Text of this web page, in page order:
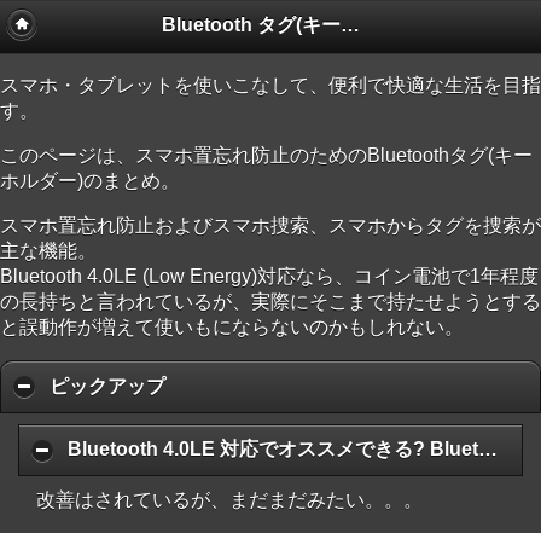
Bluetooth タグ(キーボルダー、アラーム)
スマホ・タブレットを使いこなして、便利で快適な生活を目指
す。
このページは、スマホ置忘れ防止のためのBluetoothタグ(キー
ホルダー)のまとめ。
スマホ置忘れ防止およびスマホ捜索、スマホからタグを捜索が
主な機能。
Bluetooth 4.0LE (Low Energy)対応なら、コイン電池で1年程度
の長持ちと言われているが、実際にそこまで持たせようとする
と誤動作が増えて使いもにならないのかもしれない。
ピックアップ
Bluetooth 4.0LE 対応でオススメできる? Bluetoothタグ/キーホルダー
改善はされているが、まだまだみたい。。。